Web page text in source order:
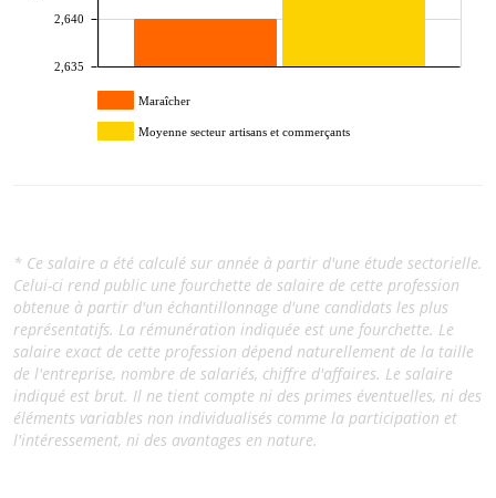
2,635
2,640
Maraîcher
Moyenne secteur artisans et commerçants
* Ce salaire a été calculé sur année à partir d'une étude sectorielle.
Celui-ci rend public une fourchette de salaire de cette profession
obtenue à partir d'un échantillonnage d'une candidats les plus
représentatifs. La rémunération indiquée est une fourchette. Le
salaire exact de cette profession dépend naturellement de la taille
de l'entreprise, nombre de salariés, chiffre d'affaires. Le salaire
indiqué est brut. Il ne tient compte ni des primes éventuelles, ni des
éléments variables non individualisés comme la participation et
l'intéressement, ni des avantages en nature.